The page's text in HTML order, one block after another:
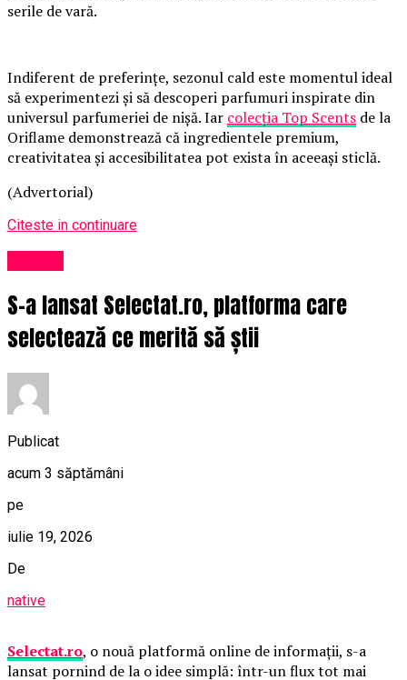
serile de vară.
Indiferent de preferințe, sezonul cald este momentul ideal
să experimentezi și să descoperi parfumuri inspirate din
universul parfumeriei de nișă. Iar colecția Top Scents de la
Oriflame demonstrează că ingredientele premium,
creativitatea și accesibilitatea pot exista în aceeași sticlă.
(Advertorial)
Citeste in continuare
S-a lansat Selectat.ro, platforma care
selectează ce merită să știi
Publicat
acum 3 săptămâni
pe
iulie 19, 2026
De
native
Selectat.ro, o nouă platformă online de informații, s-a
lansat pornind de la o idee simplă: într-un flux tot mai